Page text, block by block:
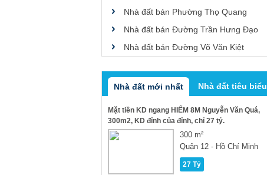
Nhà đất bán Phường Thọ Quang
Nhà đất bán Đường Trần Hưng Đạo
Nhà đất bán Đường Võ Văn Kiệt
Nhà đất mới nhất Nhà đất tiêu biểu
Mặt tiền KD ngang HIẾM 8M Nguyễn Văn Quá,
300m2, KD đỉnh của đỉnh, chỉ 27 tỷ.
300 m²
Quận 12 - Hồ Chí Minh
27 Tỷ